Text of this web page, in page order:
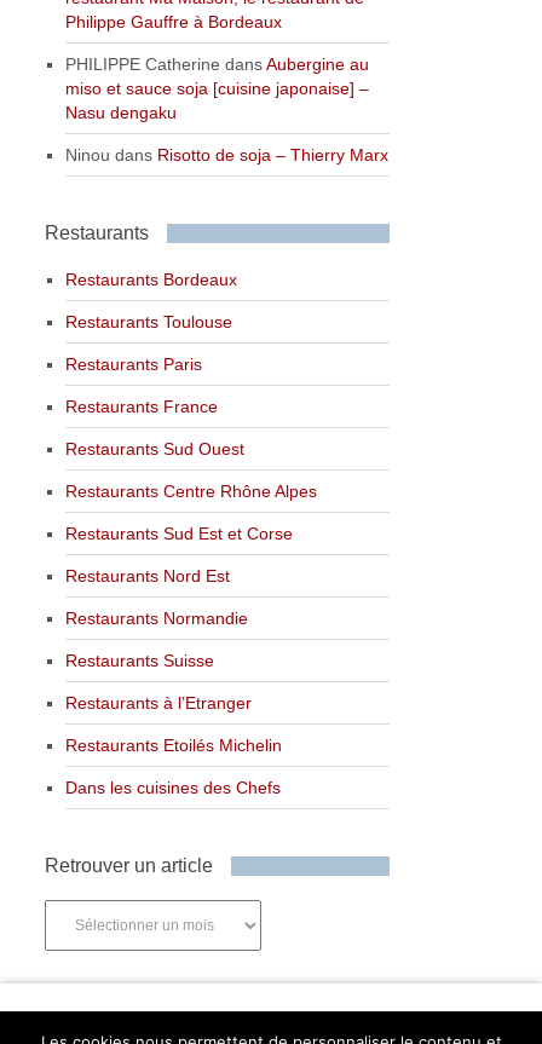
Philippe Gauffre à Bordeaux
PHILIPPE Catherine dansAubergine au
miso et sauce soja [cuisine japonaise] –
Nasu dengaku
Ninou dans Risotto de soja – Thierry Marx
Restaurants
Restaurants Bordeaux
Restaurants Toulouse
Restaurants Paris
Restaurants France
Restaurants Sud Ouest
Restaurants Centre Rhône Alpes
Restaurants Sud Est et Corse
Restaurants Nord Est
Restaurants Normandie
Restaurants Suisse
Restaurants à l’Etranger
Restaurants Etoilés Michelin
Dans les cuisines des Chefs
Retrouver un article